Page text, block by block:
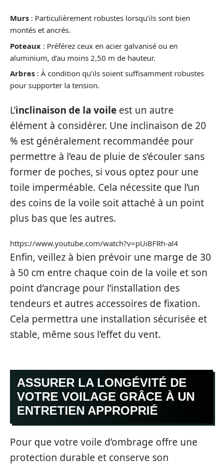
Murs : Particulièrement robustes lorsqu’ils sont bien
montés et ancrés.
Poteaux : Préférez ceux en acier galvanisé ou en
aluminium, d’au moins 2,50 m de hauteur.
Arbres : À condition qu’ils soient suffisamment robustes
pour supporter la tension.
L’inclinaison de la voile est un autre
élément à considérer. Une inclinaison de 20
% est généralement recommandée pour
permettre à l’eau de pluie de s’écouler sans
former de poches, si vous optez pour une
toile imperméable. Cela nécessite que l’un
des coins de la voile soit attaché à un point
plus bas que les autres.
https://www.youtube.com/watch?v=pUiBFRh-al4
Enfin, veillez à bien prévoir une marge de 30
à 50 cm entre chaque coin de la voile et son
point d’ancrage pour l’installation des
tendeurs et autres accessoires de fixation.
Cela permettra une installation sécurisée et
stable, même sous l’effet du vent.
ASSURER LA LONGÉVITÉ DE
VOTRE VOILAGE GRÂCE À UN
ENTRETIEN APPROPRIÉ
Pour que votre voile d’ombrage offre une
protection durable et conserve son